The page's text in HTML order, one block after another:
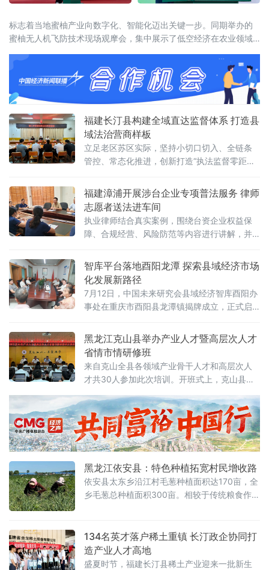
标志着当地蜜柚产业向数字化、智能化迈出关键一步。同期举办的
蜜柚无人机飞防技术现场观摩会，集中展示了低空经济在农业领域
展现智慧农业装备的作业能力。该平台整合蜜柚种植、病虫害防
治、农事管理、无人机飞防调度及产品质量追溯等全产业链数据，
可为政府决策、农
福建长汀县构建全域直达监督体系 打造县
域法治营商样板
立足老区苏区实际，坚持小切口切入、全链条
管控、常态化推进，创新打造“执法监督零距
共治”的行政执法监督体系，推动监督力量直抵
一线、执法行为全面规范，让市场主体在可预
期、规范化、法治化的执法
福建漳浦开展涉台企业专项普法服务 律师
志愿者送法进车间
执业律师结合真实案例，围绕台资企业权益保
障、合规经营、风险防范等内容进行讲解，并
志愿者向企业负责人发放《台资企业法律服务
指引》，面
智库平台落地酉阳龙潭 探索县域经济市场
化发展新路径
7月12日，中国未来研究会县域经济智库酉阳办
事处在重庆市酉阳县龙潭镇揭牌成立，正式启
发展和龙潭特色小镇建设提供专业化智力支
撑，探索以社会化服务机制推动乡村产业振兴
的新路径。揭牌仪式后，中国未来研究会智库
专家张学军主持专题论坛，围绕县域经济发
展、乡村产业振兴与市场化运营模式等议题展
开研讨。县域经济智库酉阳办事处张宗慈、任
江兵分别就平台运营理
黑龙江克山县举办产业人才暨高层次人才
省情市情研修班
来自克山全县各领域产业骨干人才和高层次人
才共30人参加此次培训。开班式上，克山县委
要筑牢思想政治根基、锤炼干事兴业本领、打
通学用转化通道，自觉把专业所长融入克山产
业发展大局。要珍惜高校研学平台，主动向授
课专家请教
黑龙江依安县：特色种植拓宽村民增收路
依安县太东乡沿江村毛葱种植面积达170亩，全
乡毛葱总种植面积300亩。相较于传统粮食作
益。
134名英才落户稀土重镇 长汀政企协同打
造产业人才高地
盛夏时节，福建长汀县稀土产业迎来一批新生